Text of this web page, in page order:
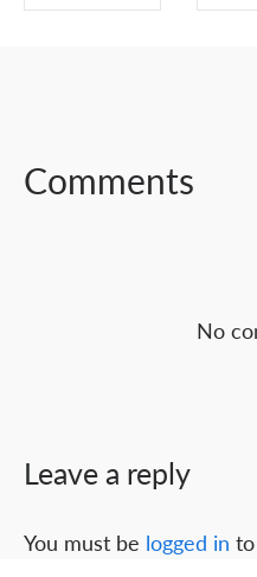
Comments
No
Leave a reply
You must be logged in